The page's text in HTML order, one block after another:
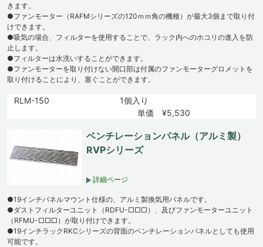
きます。
●ファンモーター（RAFMシリーズの120ｍｍ角の機種）が最大3個まで取り付
けできます。
●吸気の場合、フィルターを使用することで、ラック内へのホコリの進入を防
止します。
●フィルターは水洗いすることができます。
●ファンモーターを取り付けない開口部は付属のファンモーターグロメットを
取り付けることにより、塞ぐことができます。
RLM-150
1個入り
単価 ¥5,530
ベンチレーションパネル（アルミ製）
RVPシリーズ
詳細ページ
●19インチパネルマウント仕様の、アルミ製換気用パネルです。
●ダストフィルターユニット（RDFU-□□□）、及びファンモーターユニット
（RFMU-□□□）が取り付けできます。
●19インチラックRKCシリーズの背面のベンチレーションパネルとしても使用
可能です。